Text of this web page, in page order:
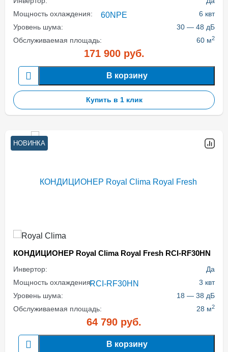
Мощность охлаждения:
6 квт
Уровень шума:
30 — 48 дБ
Обслуживаемая площадь:
60 м2
171 900руб.
В корзину
Купить в 1 клик
НОВИНКА
КОНДИЦИОНЕР Royal Clima Royal Fresh RCI-RF30HN
Инвертор:
Да
Мощность охлаждения:
3 квт
Уровень шума:
18 — 38 дБ
Обслуживаемая площадь:
28 м2
64 790 руб.
В корзину